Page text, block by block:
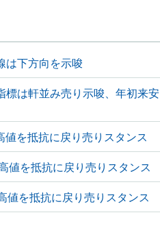
は下方向を示唆
標は軒並み売り示唆、年初来安
を抵抗に戻り売りスタンス
値を抵抗に戻り売りスタンス
値を抵抗に戻り売りスタンス